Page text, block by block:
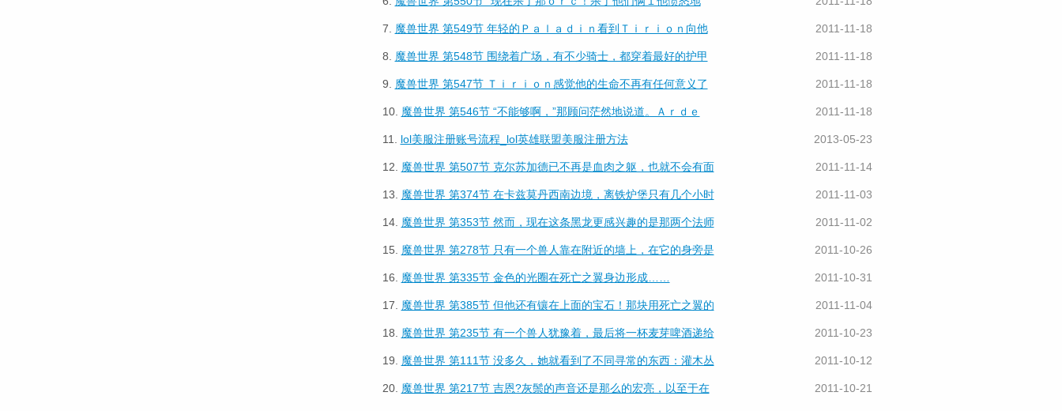
7. 魔兽世界 第549节 年轻的Ｐａｌａｄｉｎ看到Ｔｉｒｉｏｎ向他 2011-11-18
8. 魔兽世界 第548节 围绕着广场，有不少骑士，都穿着最好的护甲 2011-11-18
9. 魔兽世界 第547节 Ｔｉｒｉｏｎ感觉他的生命不再有任何意义了 2011-11-18
10. 魔兽世界 第546节 “不能够啊，”那顾问茫然地说道。Ａｒｄｅ 2011-11-18
11. lol美服注册账号流程_lol英雄联盟美服注册方法 2013-05-23
12. 魔兽世界 第507节 克尔苏加德已不再是血肉之躯，也就不会有面 2011-11-14
13. 魔兽世界 第374节 在卡兹莫丹西南边境，离铁炉堡只有几个小时 2011-11-03
14. 魔兽世界 第353节 然而，现在这条黑龙更感兴趣的是那两个法师 2011-11-02
15. 魔兽世界 第278节 只有一个兽人靠在附近的墙上，在它的身旁是 2011-10-26
16. 魔兽世界 第335节 金色的光圈在死亡之翼身边形成…… 2011-10-31
17. 魔兽世界 第385节 但他还有镶在上面的宝石！那块用死亡之翼的 2011-11-04
18. 魔兽世界 第235节 有一个兽人犹豫着，最后将一杯麦芽啤酒递给 2011-10-23
19. 魔兽世界 第111节 没多久，她就看到了不同寻常的东西：灌木丛 2011-10-12
20. 魔兽世界 第217节 吉恩?灰鬃的声音还是那么的宏亮，以至于在 2011-10-21